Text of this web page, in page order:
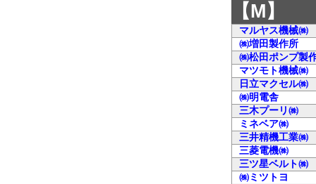
【M】
マルヤス機械㈱
㈱増田製作所
㈱松田ポンプ製
マツモト機械㈱
日立マクセル㈱
㈱明電舎
三木プーリ㈱
ミネベア㈱
三井精機工業㈱
三菱電機㈱
三ツ星ベルト㈱
㈱ミツトヨ